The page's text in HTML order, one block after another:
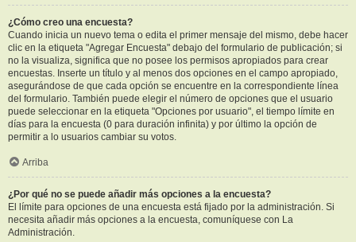
¿Cómo creo una encuesta?
Cuando inicia un nuevo tema o edita el primer mensaje del mismo, debe hacer
clic en la etiqueta "Agregar Encuesta" debajo del formulario de publicación; si
no la visualiza, significa que no posee los permisos apropiados para crear
encuestas. Inserte un título y al menos dos opciones en el campo apropiado,
asegurándose de que cada opción se encuentre en la correspondiente línea
del formulario. También puede elegir el número de opciones que el usuario
puede seleccionar en la etiqueta "Opciones por usuario", el tiempo límite en
días para la encuesta (0 para duración infinita) y por último la opción de
permitir a lo usuarios cambiar su votos.
Arriba
¿Por qué no se puede añadir más opciones a la encuesta?
El límite para opciones de una encuesta está fijado por la administración. Si
necesita añadir más opciones a la encuesta, comuníquese con La
Administración.